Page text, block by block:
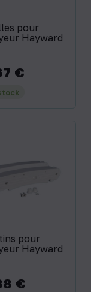
pour
Hayward
€
pour
Hayward
€